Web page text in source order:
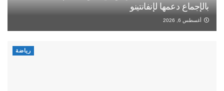
بالإجماع دعمها لإنفانتينو
أغسطس 6, 2026
رياضة